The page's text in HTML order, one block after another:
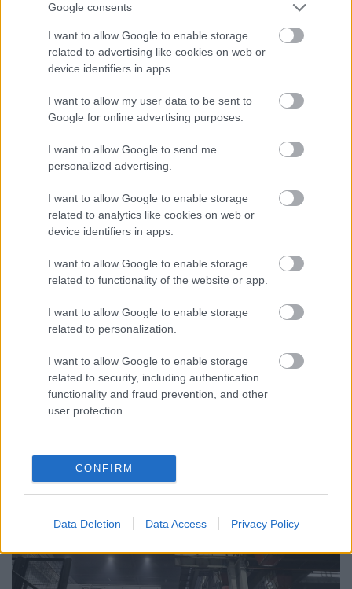
Google consents
I want to allow Google to enable storage
related to advertising like cookies on web or
device identifiers in apps.
I want to allow my user data to be sent to
Google for online advertising purposes.
I want to allow Google to send me
personalized advertising.
I want to allow Google to enable storage
related to analytics like cookies on web or
device identifiers in apps.
I want to allow Google to enable storage
related to functionality of the website or app.
I want to allow Google to enable storage
related to personalization.
I want to allow Google to enable storage
related to security, including authentication
functionality and fraud prevention, and other
user protection.
CONFIRM
Data Deletion Data Access Privacy Policy
a lakosságot és a nagyfogyasztókat.
Szólj hozzá!
FONTOS ÜZENET A HŐSÉGRIADÓ IDEJÉRE: A GYŐR
APPLIKÁCIÓ LETÖLTÉSÉRE BIZTATJA A
LAKOSSÁGOT KÓSA ROLAND
Az alpolgármester szerint a rendkívüli kánikula a
közműrendszereket is fokozottan terheli, ezért érdemes
bekapcsolni a push értesítéseket.